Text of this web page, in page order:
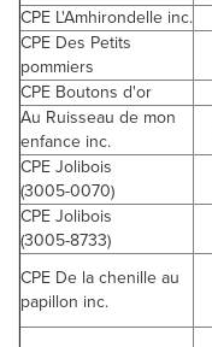
CPE L'Amhirondelle inc.
CPE Des Petits
pommiers
CPE Boutons d'or
Au Ruisseau de mon
enfance inc.
CPE Jolibois
(3005-0070)
CPE Jolibois
(3005-8733)
CPE De la chenille au
papillon inc.